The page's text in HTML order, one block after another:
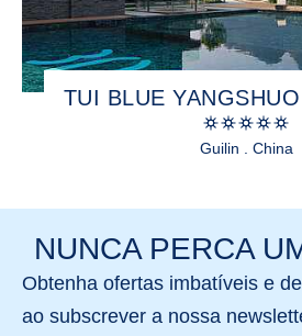
TUI BLUE
Guilin . China
NUNCA PERCA
Obtenha ofertas imbatíveis e
ao subscrever a nossa